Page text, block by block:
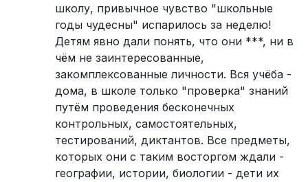
школу, привычное чувство "школьные
годы чудесны" испарилось за неделю!
Детям явно дали понять, что они ***, ни в
чём не заинтересованные,
закомплексованные личности. Вся учёба -
дома, в школе только "проверка" знаний
путём проведения бесконечных
контрольных, самостоятельных,
тестирований, диктантов. Все предметы,
которых они с таким восторгом ждали -
географии, истории, биологии - дети их